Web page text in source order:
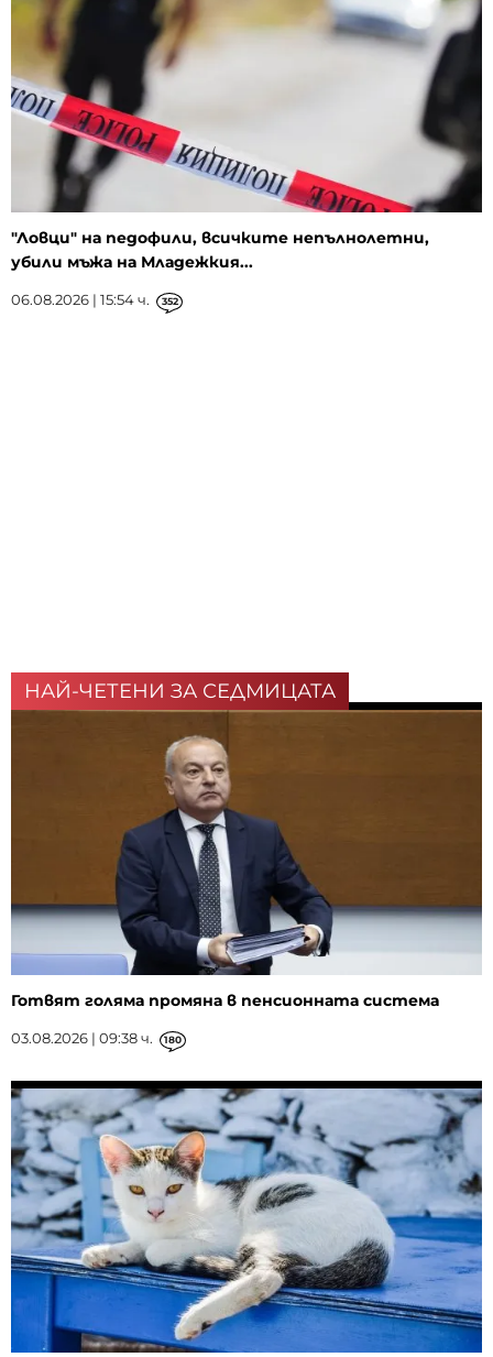
"Ловци" на педофили, всичките непълнолетни,
убили мъжа на Младежкия...
06.08.2026 | 15:54 ч. 352
НАЙ-ЧЕТЕНИ ЗА СЕДМИЦАТА
Готвят голяма промяна в пенсионната система
03.08.2026 | 09:38 ч. 180